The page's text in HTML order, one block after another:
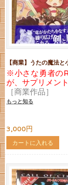
【商業】うたの魔法
※小さな勇者の
が、サプリメン
［商業作品］
もっと知る
3,000円
カートに入れる